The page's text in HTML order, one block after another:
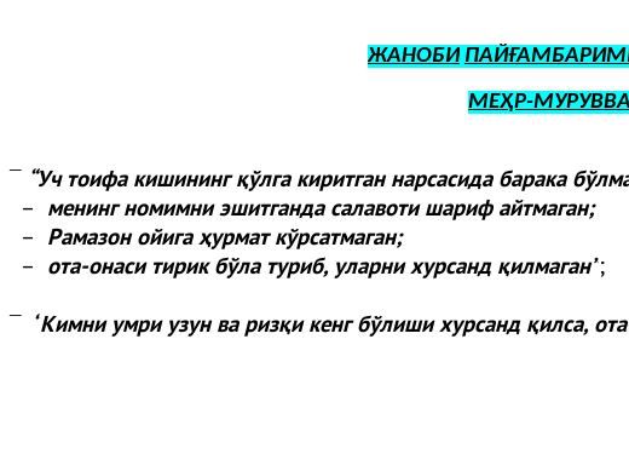
ЖАНОБИ
МЕҲР-
¯ “Уч тоифа кишининг қўлга киритган нарсасида барака
– менинг номимни эшитганда салавоти шариф айтмаган;
– Рамазон ойига ҳурмат кўрсатмаган;
– ота-онаси тирик бўла туриб, уларни хурсанд қилмаган”;
¯ “Кимни умри узун ва ризқи кенг бўлиши хурсанд қилса,